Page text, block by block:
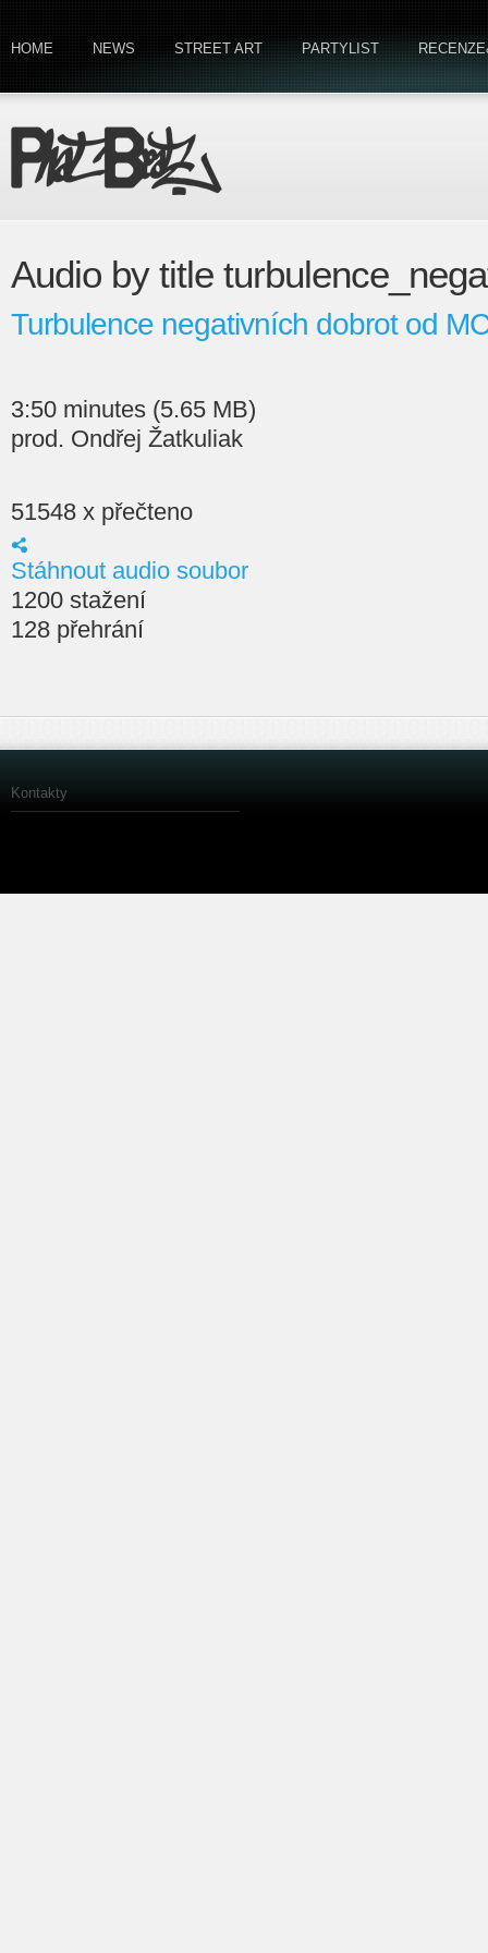
HOME NEWS STREET ART PARTYLIST
Audio by title
Turbulence negativních dobrot od
3:50 minutes (5.65 MB)
prod. Ondřej Žatkuliak
51548 x přečteno
Stáhnout audio soubor
1200 stažení
128 přehrání
Kontakty